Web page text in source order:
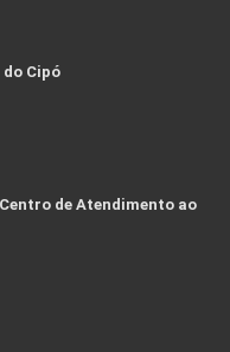
do Cipó
de Atendimento ao